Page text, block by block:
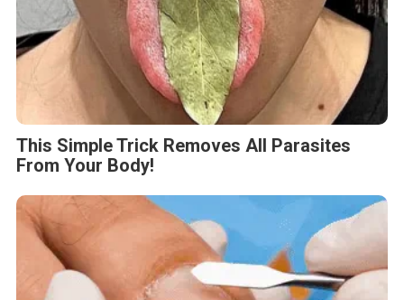
This Simple Trick Removes All Parasites
From Your Body!